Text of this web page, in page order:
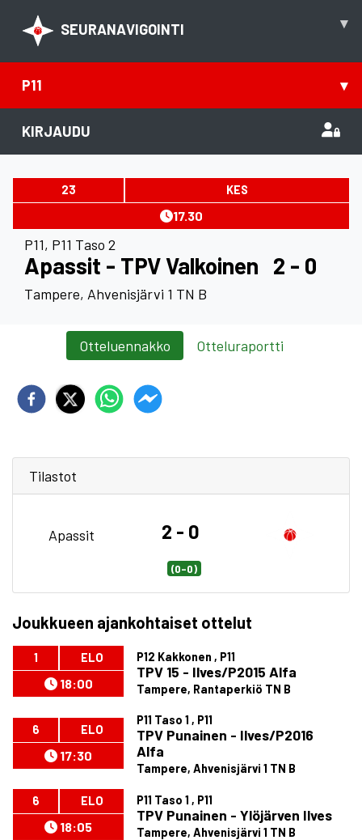
SEURANAVIGOINTI ▾
P11 ▾
KIRJAUDU
23 KES
17.30
P11, P11 Taso 2
Apassit - TPV Valkoinen 2 - 0
Tampere, Ahvenisjärvi 1 TN B
Otteluennakko Otteluraportti
Tilastot
Apassit 2 - 0
(0-0)
Joukkueen ajankohtaiset ottelut
1 ELO
18:00
P12 Kakkonen , P11
TPV 15 - Ilves/P2015 Alfa
Tampere, Rantaperkiö TN B
6 ELO
17:30
P11 Taso 1 , P11
TPV Punainen - Ilves/P2016
Alfa
Tampere, Ahvenisjärvi 1 TN B
6 ELO
18:05
P11 Taso 1 , P11
TPV Punainen - Ylöjärven Ilves
Tampere, Ahvenisjärvi 1 TN B